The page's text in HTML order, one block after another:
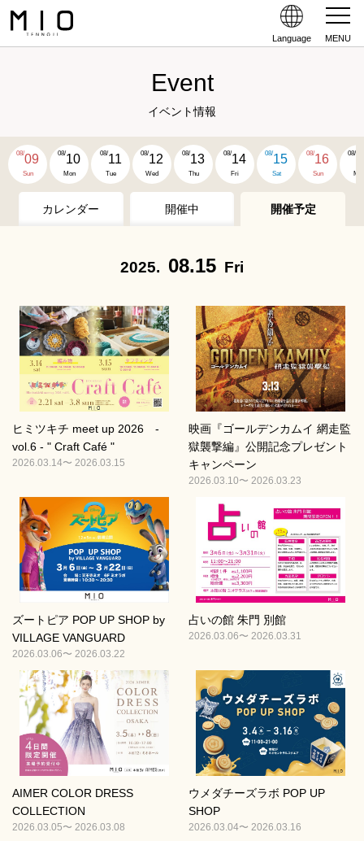
Language MENU
Event
イベント情報
08/09
Sun
08/10
Mon
08/11
Tue
08/12
Wed
08/13
Thu
08/14
Fri
08/15
Sat
08/16
Sun
08/
カレンダー 開催中 開催予定
2025. 08.15 Fri
ヒミツキチ meet up 2026 -
vol.6 - " Craft Café "
2026.03.14〜 2026.03.15
映画『ゴールデンカムイ 網走監
獄襲撃編』公開記念プレゼント
キャンペーン
2026.03.10〜 2026.03.23
ズートピア POP UP SHOP by
VILLAGE VANGUARD
2026.03.06〜 2026.03.22
占いの館 朱門 別館
2026.03.06〜 2026.03.31
AIMER COLOR DRESS
COLLECTION
2026.03.05〜 2026.03.08
ウメダチーズラボ POP UP
SHOP
2026.03.04〜 2026.03.16